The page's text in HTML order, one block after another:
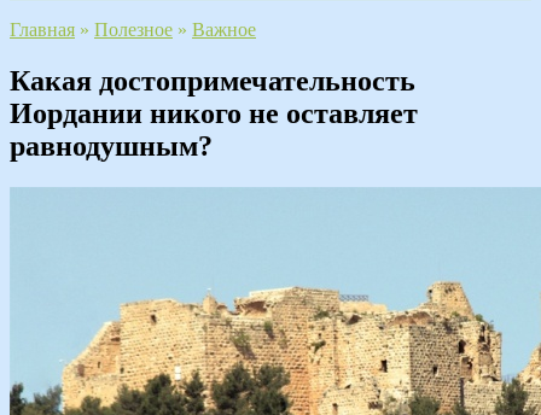
Главная » Полезное » Важное
Какая достопримечательность
Иордании никого не оставляет
равнодушным?